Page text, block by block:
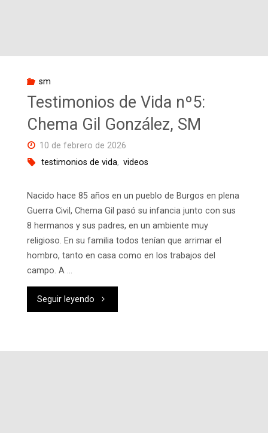
sm
Testimonios de Vida nº5:
Chema Gil González, SM
10 de febrero de 2026
testimonios de vida, videos
Nacido hace 85 años en un pueblo de Burgos en plena
Guerra Civil, Chema Gil pasó su infancia junto con sus
8 hermanos y sus padres, en un ambiente muy
religioso. En su familia todos tenían que arrimar el
hombro, tanto en casa como en los trabajos del
campo. A …
Seguir leyendo "Testimonios
Vida